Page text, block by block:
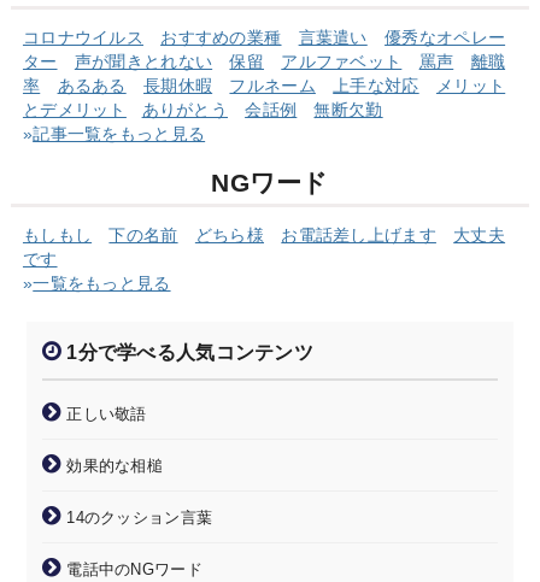
コロナウイルス おすすめの業種 言葉遣い
優秀なオペレー
ター
声が聞きとれない 保留 アルファベット 罵声
離職
率
あるある 長期休暇 フルネーム 上手な対応
メリット
とデメリット
ありがとう 会話例
無断欠勤
»記事一覧をもっと見る
NGワード
もしもし 下の名前 どちら様 お電話差し上げます
大丈夫
です
»一覧をもっと見る
1分で学べる人気コンテンツ
正しい敬語
効果的な相槌
14のクッション言葉
電話中のNGワード